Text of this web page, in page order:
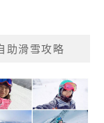
助滑雪攻略